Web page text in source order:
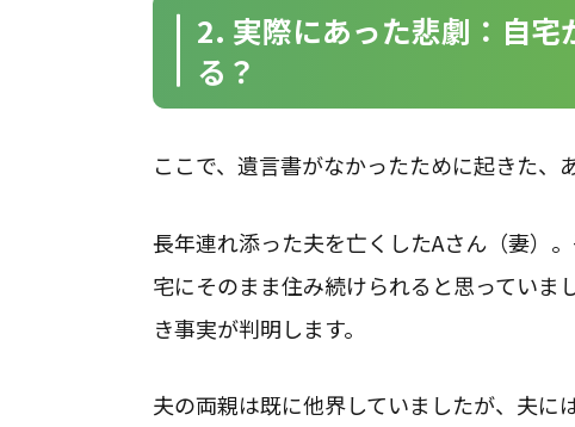
2. 実際にあった悲劇：自
る？
ここで、遺言書がなかったために起きた、
長年連れ添った夫を亡くしたAさん（妻）
宅にそのまま住み続けられると思っていま
き事実が判明します。
夫の両親は既に他界していましたが、夫に